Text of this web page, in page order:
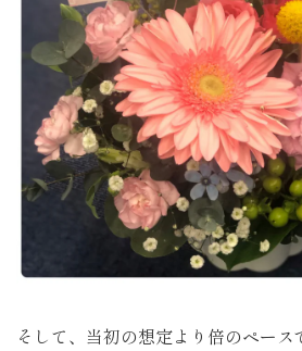
そして、当初の想定より倍のペース